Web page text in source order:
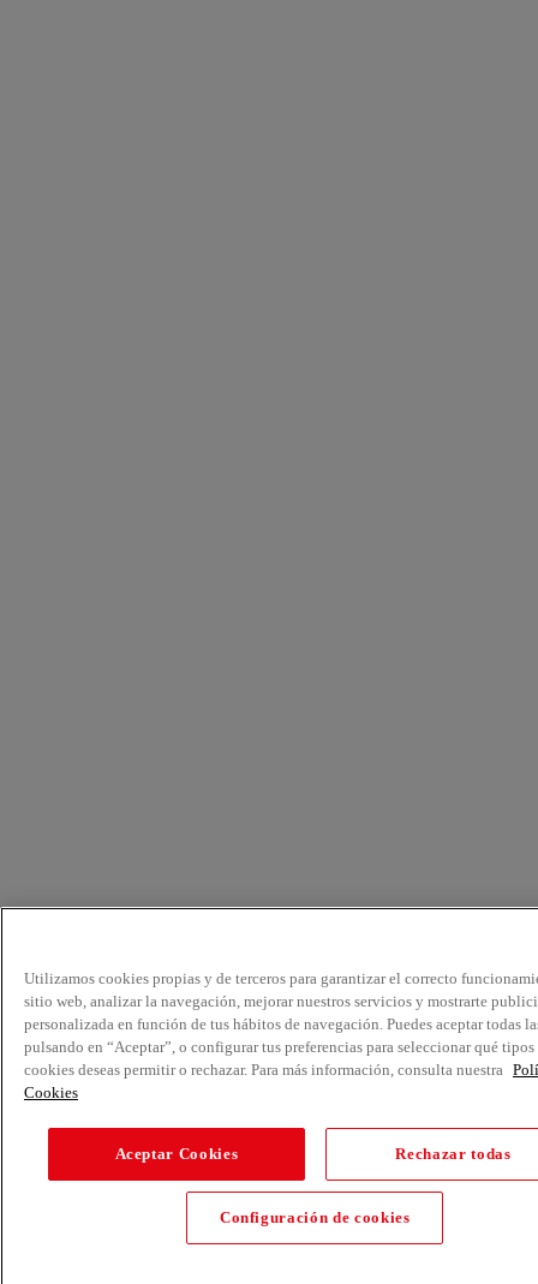
Utilizamos cookies propias y de terceros para garantizar el correcto
sitio web, analizar la navegación, mejorar nuestros servicios y mostrarte
personalizada en función de tus hábitos de navegación. Puedes aceptar todas
pulsando en “Aceptar”, o configurar tus preferencias para seleccionar qué tipos
cookies deseas permitir o rechazar. Para más información, consulta nuestra
Cookies
Aceptar Cookies Rechazar todas
Configuración de cookies